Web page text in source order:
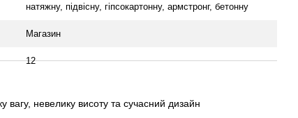
натяжну, підвісну, гіпсокартонну, армстронг, бетонну
Магазин
12
вагу, невелику висоту та сучасний дизайн